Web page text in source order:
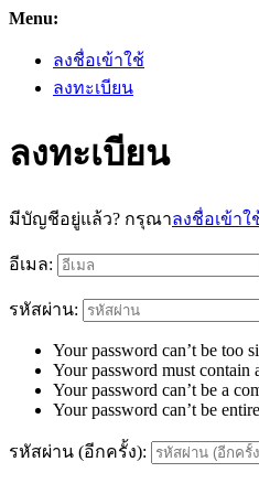
Menu:
ลงชื่อเข้าใช้
ลงทะเบียน
ลงทะเบียน
มีบัญชีอยู่แล้ว? กรุณาลงชื่อเข้าใ
อีเมล:
รหัสผ่าน:
Your password can’t be too
Your password must contain
Your password can’t be a
Your password can’t be
รหัสผ่าน (อีกครั้ง):